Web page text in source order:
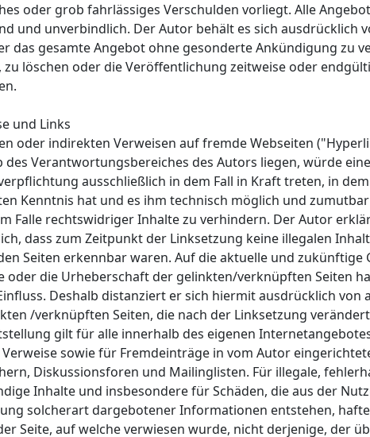
oder grob fahrlässiges Verschulden vorliegt. Alle
und unverbindlich. Der Autor behält es sich ausdrücklich
das gesamte Angebot ohne gesonderte Ankündigung zu
zu löschen oder die Veröffentlichung zeitweise oder
und Links
oder indirekten Verweisen auf fremde Webseiten
des Verantwortungsbereiches des Autors liegen, würde eine
ausschließlich in dem Fall in Kraft treten, in
Kenntnis hat und es ihm technisch möglich und
Falle rechtswidriger Inhalte zu verhindern. Der Autor
dass zum Zeitpunkt der Linksetzung keine illegalen
Seiten erkennbar waren. Auf die aktuelle und zukünftige
oder die Urheberschaft der gelinkten/verknüpften Seiten
Deshalb distanziert er sich hiermit ausdrücklich von
/verknüpften Seiten, die nach der Linksetzung
gilt für alle innerhalb des eigenen
sowie für Fremdeinträge in vom Autor
Diskussionsforen und Mailinglisten. Für illegale,
Inhalte und insbesondere für Schäden, die aus der
solcherart dargebotener Informationen entstehen,
Seite, auf welche verwiesen wurde, nicht derjenige, der